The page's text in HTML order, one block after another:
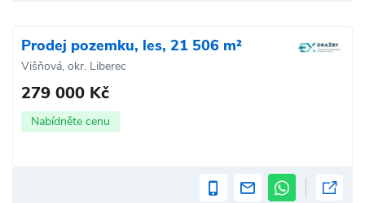
Prodej pozemku, les, 21 506 m²
Višňová, okr. Liberec
279 000 Kč
Nabídněte cenu